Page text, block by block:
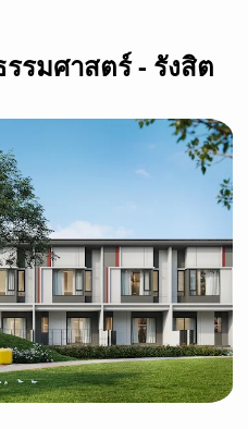
รมศาสตร์ - รังสิต